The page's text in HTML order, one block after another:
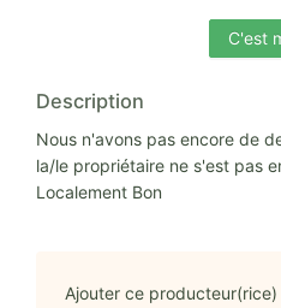
C'est
Description
Nous n'avons pas encore de
la/le propriétaire ne s'est pas
Localement Bon
Ajouter ce